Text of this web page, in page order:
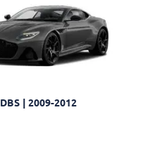
DBS | 2009-2012